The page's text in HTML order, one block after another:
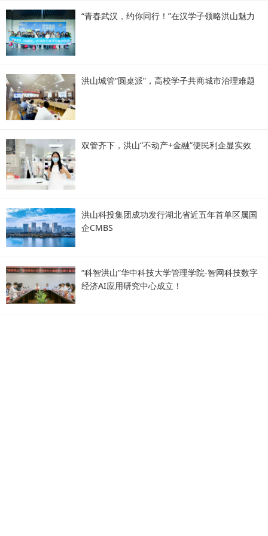
“青春武汉，约你同行！”在汉学子领略洪山魅力
洪山城管“圆桌派”，高校学子共商城市治理难题
双管齐下，洪山“不动产+金融”便民利企显实效
洪山科投集团成功发行湖北省近五年首单区属国
企CMBS
“科智洪山”华中科技大学管理学院-智网科技数字
经济AI应用研究中心成立！